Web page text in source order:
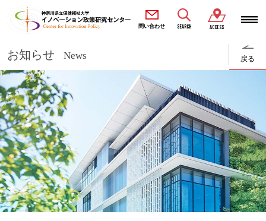
問い合わせ SEARCH ACCESS
お知らせ News 戻る